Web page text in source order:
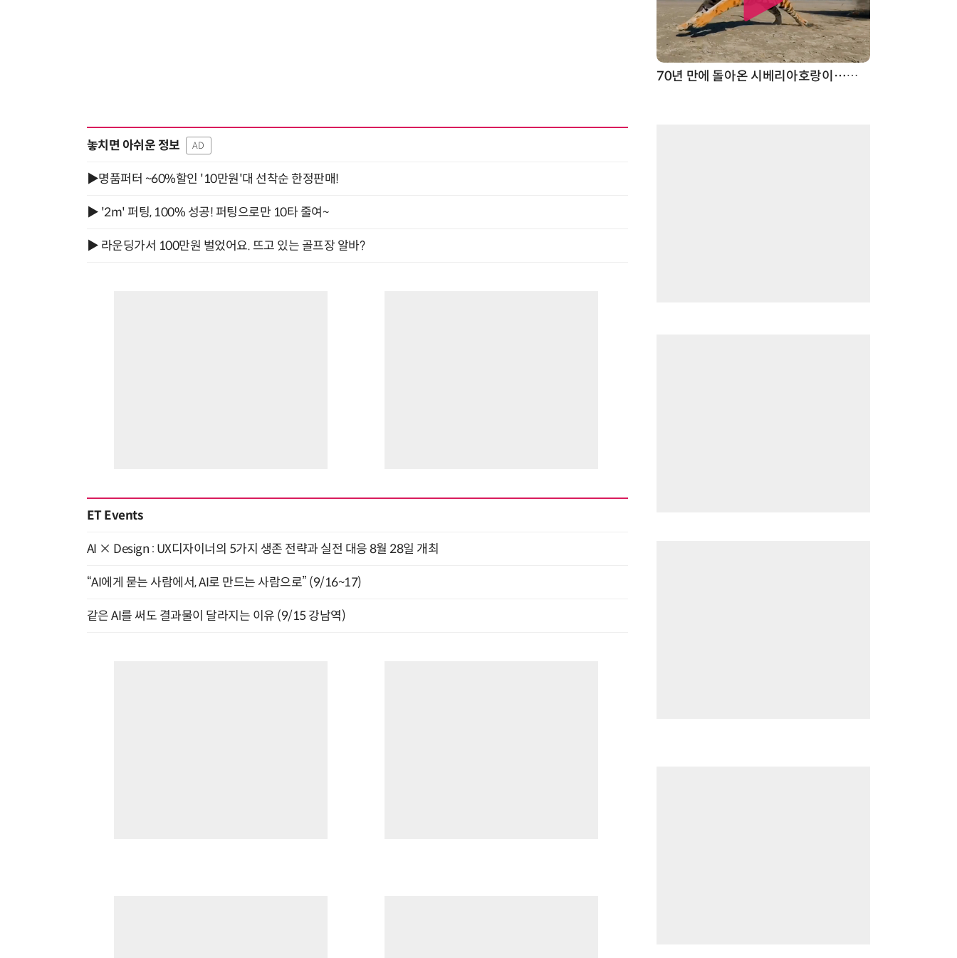
놓치면 아쉬운 정보 AD
▶명품퍼터 ~60%할인 '10만원'대 선착순 한정판매!
▶ '2m' 퍼팅, 100% 성공! 퍼팅으로만 10타 줄여~
▶ 라운딩가서 100만원 벌었어요. 뜨고 있는 골프장 알바?
ET Events
AI × Design : UX디자이너의 5가지 생존 전략과 실전 대응 8월 28일 개최
“AI에게 묻는 사람에서, AI로 만드는 사람으로” (9/16~17)
같은 AI를 써도 결과물이 달라지는 이유 (9/15 강남역)
70년 만에 돌아온 시베리아호랑이…카자흐스탄 야생에 풀렸다